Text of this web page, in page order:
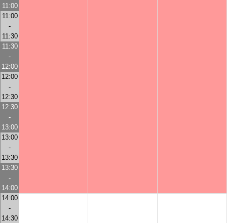
11:00
11:00
-
11:30
11:30
-
12:00
12:00
-
12:30
12:30
-
13:00
13:00
-
13:30
13:30
-
14:00
14:00
-
14:30